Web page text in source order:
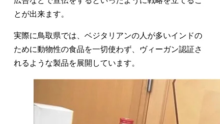
とが出来ます。
実際に鳥取県では、ベジタリアンの人が多いインドの
ために動物性の食品を一切使わず、ヴィーガン認証さ
れるような製品を展開しています。